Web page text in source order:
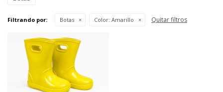
Filtrando por: Botas Color: Amarillo Quitar filtros